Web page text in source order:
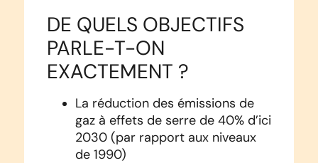
DE QUELS OBJECTIFS
PARLE-T-ON
EXACTEMENT ?
La réduction des émissions de
gaz à effets de serre de 40% d’ici
2030 (par rapport aux niveaux
de 1990)